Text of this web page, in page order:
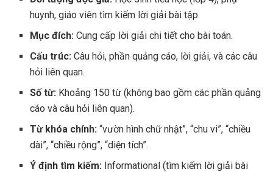
huynh, giáo viên tìm kiếm lời giải bài tập.
Mục đích: Cung cấp lời giải chi tiết cho bài toán.
Cấu trúc: Câu hỏi, phần quảng cáo, lời giải, và các câu
hỏi liên quan.
Số từ: Khoảng 150 từ (không bao gồm các phần quảng
cáo và câu hỏi liên quan).
Từ khóa chính: “vườn hình chữ nhật”, “chu vi”, “chiều
dài”, “chiều rộng”, “diện tích”.
Ý định tìm kiếm: Informational (tìm kiếm lời giải bài